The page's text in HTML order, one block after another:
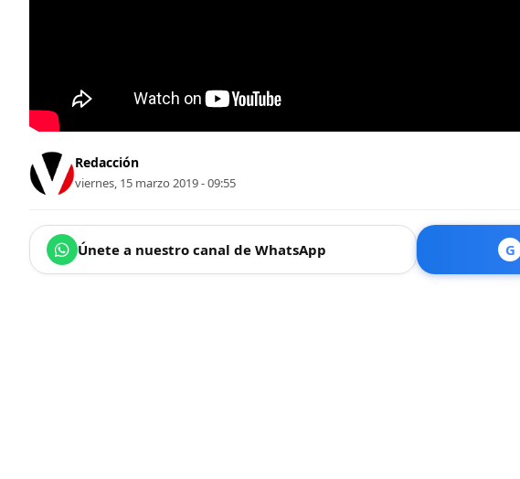
Redacción
viernes, 15 marzo 2019 - 09:55
Únete a nuestro canal de WhatsApp G